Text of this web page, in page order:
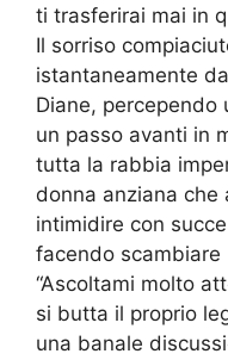
ti trasferirai mai in
Il sorriso
istantaneamente
Diane,
un passo avanti in
tutta la rabbia
donna anziana che
intimidire con
facendo scambiare
“Ascoltami molto
si butta il proprio
una banale